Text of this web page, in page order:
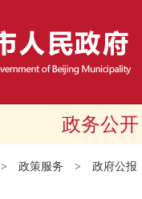
政务公开
政策服务 > 政府公报